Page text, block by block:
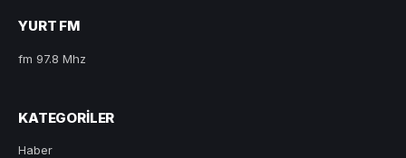
YURT FM
fm 97.8 Mhz
KATEGORILER
Haber